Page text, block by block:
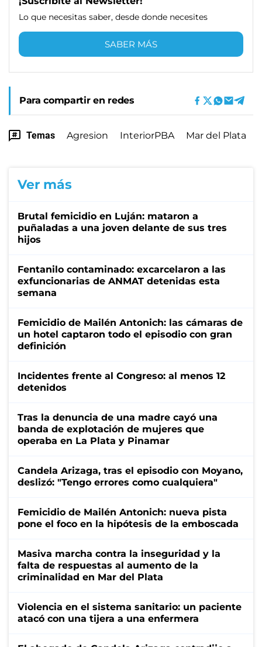
Lo que necesitas saber, desde donde necesites
SABER MÁS
Para compartir en redes
Temas Agresion InteriorPBA Mar del Plata
Ver más
Brutal femicidio en Luján: mataron a
puñaladas a una joven delante de sus tres
hijos
Fentanilo contaminado: excarcelaron a las
exfuncionarias de ANMAT detenidas esta
semana
Femicidio de Mailén Antonich: las cámaras de
un hotel captaron todo el episodio con gran
definición
Incidentes frente al Congreso: al menos 12
detenidos
Tras la denuncia de una madre cayó una
banda de explotación de mujeres que
operaba en La Plata y Pinamar
Candela Arizaga, tras el episodio con Moyano,
deslizó: "Tengo errores como cualquiera"
Femicidio de Mailén Antonich: nueva pista
pone el foco en la hipótesis de la emboscada
Masiva marcha contra la inseguridad y la
falta de respuestas al aumento de la
criminalidad en Mar del Plata
Violencia en el sistema sanitario: un paciente
atacó con una tijera a una enfermera